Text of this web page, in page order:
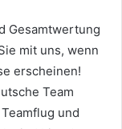
Gesamtwertung
mit uns, wenn
erscheinen!
Team
und